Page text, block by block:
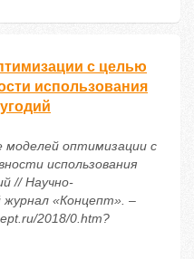
с целью
использования
оптимизации с
использования
// Научно-
«Концепт». –
2018/0.htm?